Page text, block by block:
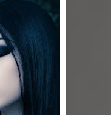
de mi Enemigo
del Infierno